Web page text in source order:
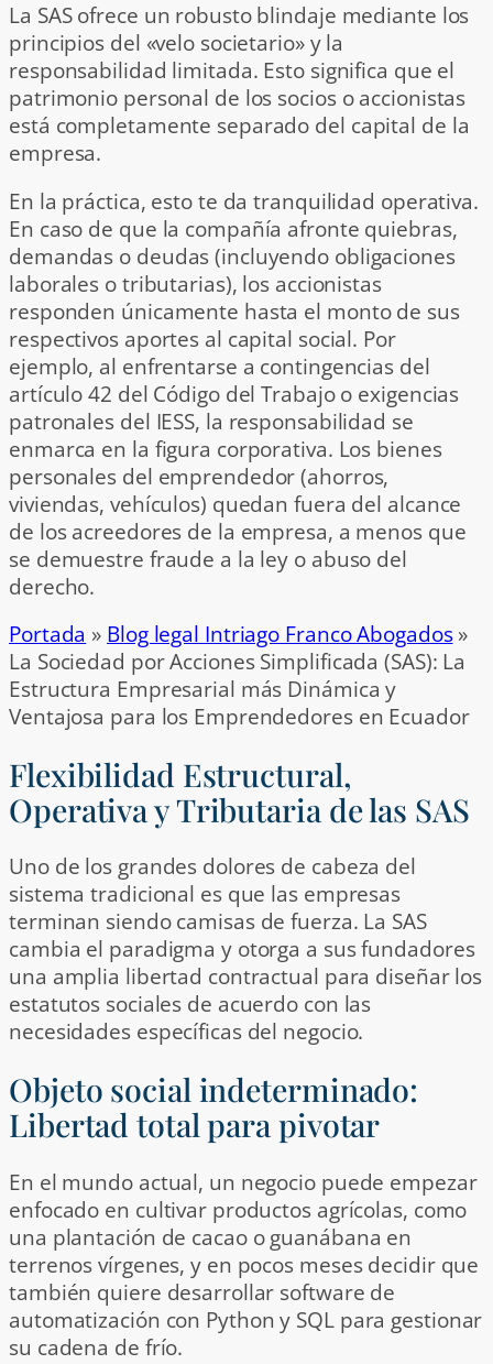
La SAS ofrece un robusto blindaje mediante los
principios del «velo societario» y la
responsabilidad limitada. Esto significa que el
patrimonio personal de los socios o accionistas
está completamente separado del capital de la
empresa.
En la práctica, esto te da tranquilidad operativa.
En caso de que la compañía afronte quiebras,
demandas o deudas (incluyendo obligaciones
laborales o tributarias), los accionistas
responden únicamente hasta el monto de sus
respectivos aportes al capital social. Por
ejemplo, al enfrentarse a contingencias del
artículo 42 del Código del Trabajo o exigencias
patronales del IESS, la responsabilidad se
enmarca en la figura corporativa. Los bienes
personales del emprendedor (ahorros,
viviendas, vehículos) quedan fuera del alcance
de los acreedores de la empresa, a menos que
se demuestre fraude a la ley o abuso del
derecho.
Portada » Blog legal Intriago Franco Abogados»
La Sociedad por Acciones Simplificada (SAS): La
Estructura Empresarial más Dinámica y
Ventajosa para los Emprendedores en Ecuador
Flexibilidad Estructural,
Operativa y Tributaria de las SAS
Uno de los grandes dolores de cabeza del
sistema tradicional es que las empresas
terminan siendo camisas de fuerza. La SAS
cambia el paradigma y otorga a sus fundadores
una amplia libertad contractual para diseñar los
estatutos sociales de acuerdo con las
necesidades específicas del negocio.
Objeto social indeterminado:
Libertad total para pivotar
En el mundo actual, un negocio puede empezar
enfocado en cultivar productos agrícolas, como
una plantación de cacao o guanábana en
terrenos vírgenes, y en pocos meses decidir que
también quiere desarrollar software de
automatización con Python y SQL para gestionar
su cadena de frío.